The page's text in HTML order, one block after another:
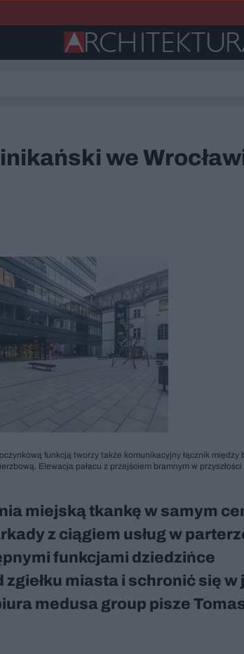
we
funkcją tworzy także komunikacyjny łącznik między
Elewacja pałacu z przejściem bramnym w
miejską tkankę w samym
z ciągiem usług w
funkcjami dziedzińce
miasta i schronić się w
medusa group pisze